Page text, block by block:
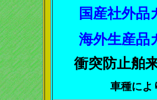
国産社外品
海外生産品
衝突防止舶
車種によ